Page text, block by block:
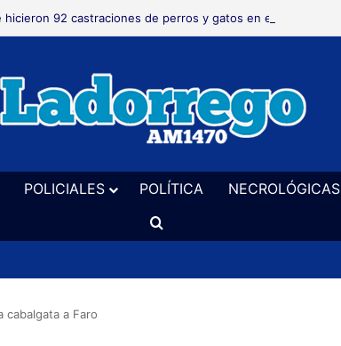
hicieron 92 castraciones de perros y gatos en el distrito
POLICIALES POLÍTICA NECROLÓGICAS
Buscar
cabalgata a Faro